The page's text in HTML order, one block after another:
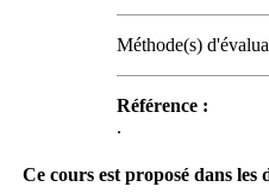
Méthode(s)
Référence :
.
Ce cours est proposé dans les